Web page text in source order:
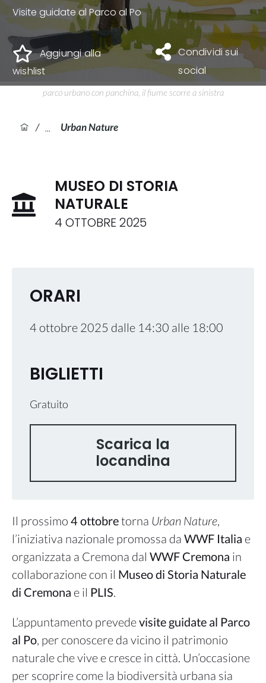
Visite guidate al Parco al Po
Aggiungi alla
wishlist
Condividi sui
social
parco urbano con panchina, il fiume scorre a sinistra
/ Urban Nature
MUSEO DI STORIA
NATURALE
4 OTTOBRE 2025
ORARI
4 ottobre 2025 dalle 14:30 alle 18:00
BIGLIETTI
Gratuito
Scarica la
locandina
Il prossimo 4 ottobretorna Urban Nature
l’iniziativa nazionale promossa da WWF Italia e
organizzata a Cremona dal WWF Cremona in
collaborazione con il Museo di Storia Naturale
di Cremona e il PLIS
L’appuntamento prevedevisite guidate al Parco
al Po , per conoscere da vicino il patrimonio
naturale che vive e cresce in città. Un’occasione
per scoprire come la biodiversità urbana sia